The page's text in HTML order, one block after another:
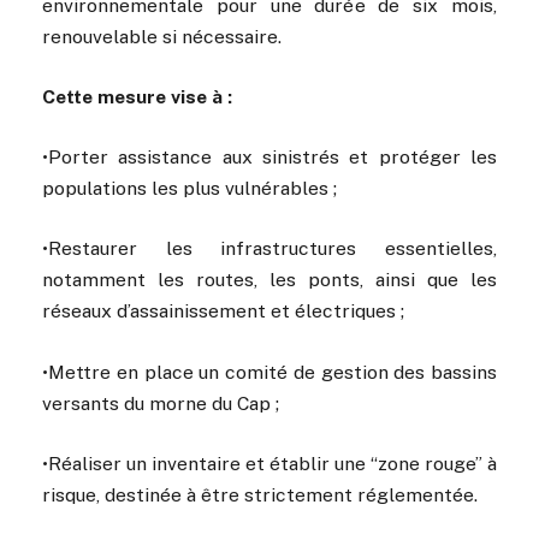
environnementale pour une durée de six mois,
renouvelable si nécessaire.
Cette mesure vise à :
•Porter assistance aux sinistrés et protéger les
populations les plus vulnérables ;
•Restaurer les infrastructures essentielles,
notamment les routes, les ponts, ainsi que les
réseaux d’assainissement et électriques ;
•Mettre en place un comité de gestion des bassins
versants du morne du Cap ;
•Réaliser un inventaire et établir une “zone rouge” à
risque, destinée à être strictement réglementée.